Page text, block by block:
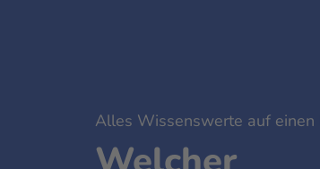
Alles Wissenswerte auf einen